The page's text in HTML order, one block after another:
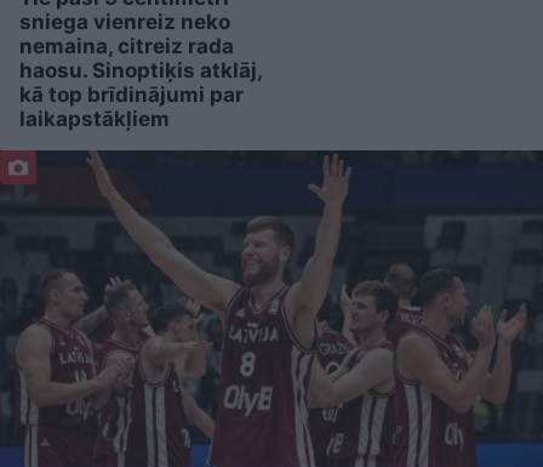
sniega vienreiz neko
nemaina, citreiz rada
haosu. Sinoptiķis atklāj,
kā top brīdinājumi par
laikapstākļiem